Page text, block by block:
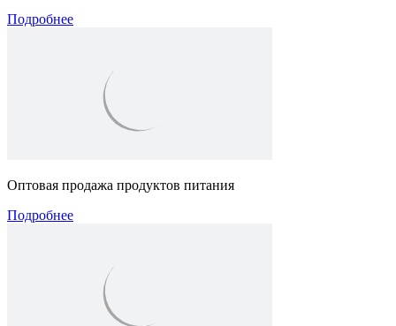
Подробнее
Оптовая продажа продуктов питания
Подробнее